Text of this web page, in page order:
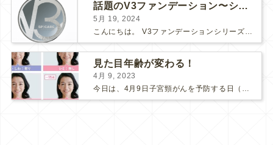
話題のV3ファンデーション〜シャイニングVSブリリアント〜
5月 19, 2024
見た目年齢が変わる！
4月 9, 2023
今日は、4月9日子宮頸がんを予防する日（子宮の日）です。 ここ数年、新型コロナの影響で、子宮頸がん検診にも受診控えが起こってしまっているそうです。 検診間隔が空いてしまう事で、もしがんが発見さ...